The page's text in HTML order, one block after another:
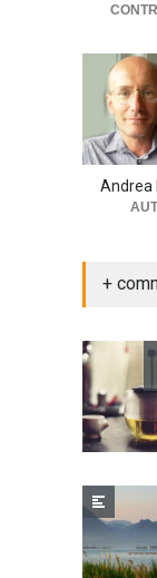
Andrea
+